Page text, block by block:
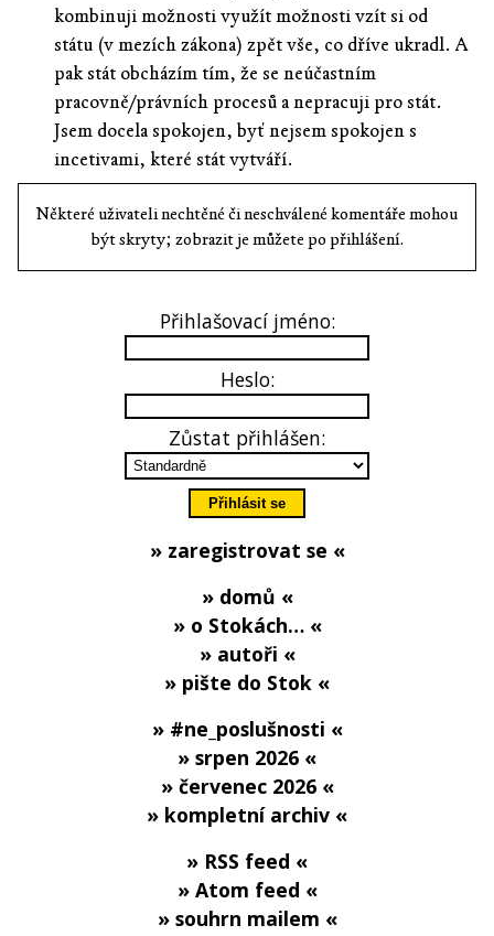
kombinuji možnosti využít možnosti vzít si od
státu (v mezích zákona) zpět vše, co dříve ukradl. A
pak stát obcházím tím, že se neúčastním
pracovně/právních procesů a nepracuji pro stát.
Jsem docela spokojen, byť nejsem spokojen s
incetivami, které stát vytváří.
Některé uživateli nechtěné či neschválené komentáře mohou
být skryty; zobrazit je můžete po přihlášení.
Přihlašovací jméno:
Heslo:
Zůstat přihlášen:
» zaregistrovat se «
» domů «
» o Stokách… «
» autoři «
» pište do Stok «
» #ne_poslušnosti «
» srpen 2026 «
» červenec 2026 «
» kompletní archiv «
» RSS feed «
» Atom feed «
» souhrn mailem «